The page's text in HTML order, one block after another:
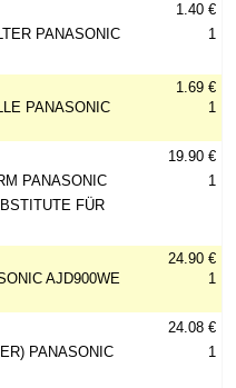
PANASONIC
1.40 €
1
PANASONIC
1.69 €
1
PANASONIC
FÜR
19.90 €
1
AJD900WE
24.90 €
1
PANASONIC
24.08 €
1